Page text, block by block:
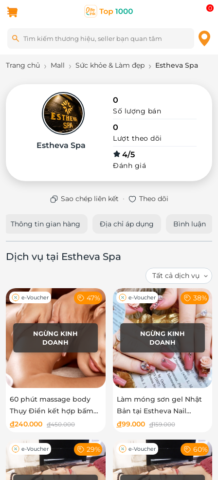
0
Trang chủ Mall Sức khỏe & Làm đẹp Estheva Spa
Estheva Spa
0
Số lượng bán
0
Lượt theo dõi
4/5
Đánh giá
Sao chép liên kết · Theo dõi
Thông tin gian hàng Địa chỉ áp dụng Bình luận
Dịch vụ tại Estheva Spa
NGỪNG KINH
DOANH
e-Voucher 47%
60 phút massage body
Thụy Điển kết hợp bấm
huyệt với tinh dầu và
đ240.000 đ450.000
NGỪNG KINH
DOANH
e-Voucher 38%
Làm móng sơn gel Nhật
Bản tại Estheva Nail
Room
đ99.000 đ159.000
e-Voucher 29% e-Voucher 60%